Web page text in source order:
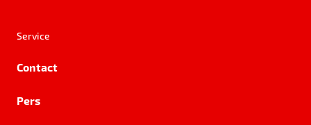
Service
Contact
Pers